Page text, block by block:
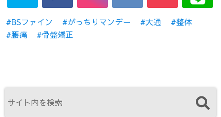
BSファイン がっちりマンデー 大通
整体
腰痛
骨盤矯正